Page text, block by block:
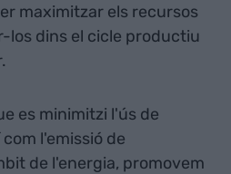
maximitzar els recursos
los dins el cicle productiu
es minimitzi l'ús de
l'emissió de
de l'energia, promovem